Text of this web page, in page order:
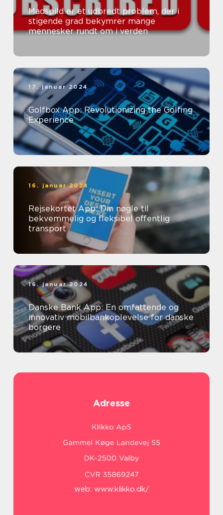
Madspild er et udbredt problem, der i
stigende grad bekymrer mange
mennesker rundt om i verden
17. januar 2024
Golfbox App: Revolutionizing the Golfing
Experience
16. januar 2024
Rejsekortet App: Din nøgle til
bekvemmelig og fleksibel offentlig
transport
16. januar 2024
Danske Bank App: En omfattende og
innovativ mobilbankoplevelse for danske
borgere
Adresse
web: www.klikko.dk/